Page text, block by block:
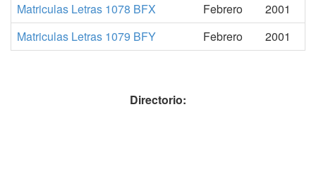
Matriculas Letras 1078 BFX
Febrero
2001
Matriculas Letras 1079 BFY
Febrero 2001
Directorio: